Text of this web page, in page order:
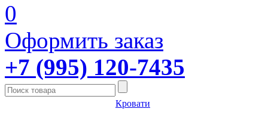
0
Оформить заказ
+7 (995) 120-7435
Кровати